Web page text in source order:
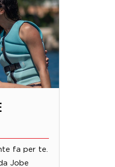
fa per te.
Jobe